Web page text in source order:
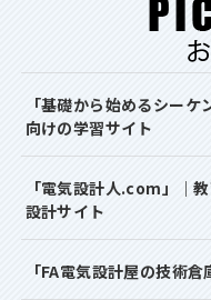
「基礎から始めるシー
向けの学習サイト
「電気設計人.com」｜
設計サイト
「FA電気設計屋の技術